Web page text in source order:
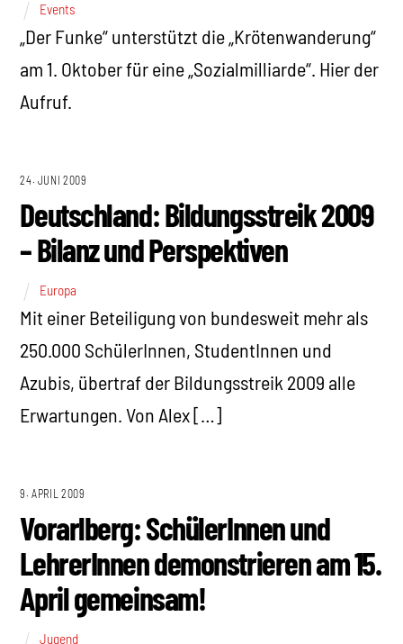
Events
„Der Funke“ unterstützt die „Krötenwanderung“
am 1. Oktober für eine „Sozialmilliarde“. Hier der
Aufruf.
24. JUNI 2009
Deutschland: Bildungsstreik 2009
– Bilanz und Perspektiven
Europa
Mit einer Beteiligung von bundesweit mehr als
250.000 SchülerInnen, StudentInnen und
Azubis, übertraf der Bildungsstreik 2009 alle
Erwartungen. Von Alex […]
9. APRIL 2009
Vorarlberg: SchülerInnen und
LehrerInnen demonstrieren am 15.
April gemeinsam!
Jugend